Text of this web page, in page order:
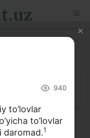
Рус
kitoblar
940
to’lovlar
to’lovlar
daromad.1